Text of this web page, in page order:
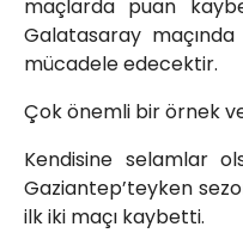
maçlarda puan
Galatasaray
mücadele edecektir.
Çok önemli bir örnek
Kendisine selamlar
Gaziantep’teyken
ilk iki maçı kaybetti.